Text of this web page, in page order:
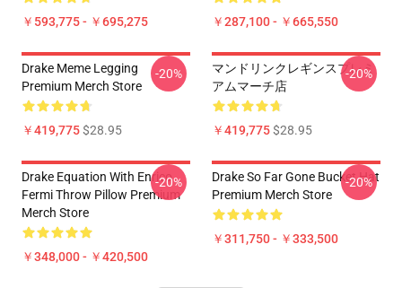
￥593,775 - ￥695,275 ￥287,100 - ￥665,550
Drake Meme Legging
Premium Merch Store
￥419,775$28.95
-20%
マンドリンクレギンスプレミ
アムマーチ店
￥419,775$28.95
-20%
Drake Equation With Enrico
Fermi Throw Pillow Premium
Merch Store
￥348,000 - ￥420,500
-20%
Drake So Far Gone Bucket Hat
Premium Merch Store
￥311,750 - ￥333,500
-20%